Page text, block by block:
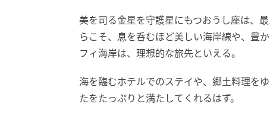
美を司る金星を守護星にもつおうし座は、
らこそ、息を呑むほど美しい海岸線や、豊
フィ海岸は、理想的な旅先といえる。
海を臨むホテルでのステイや、郷土料理を
たをたっぷりと満たしてくれるはず。